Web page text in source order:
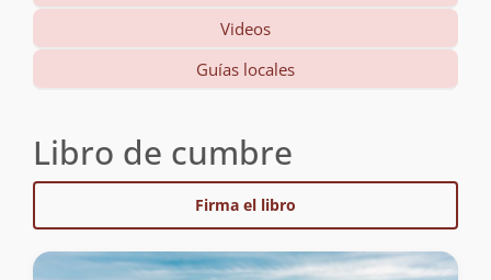
Videos
Guías locales
Libro de cumbre
Firma el libro